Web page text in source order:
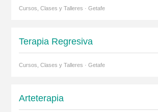
Cursos, Clases y Talleres · Getafe
Terapia Regresiva
Cursos, Clases y Talleres · Getafe
Arteterapia